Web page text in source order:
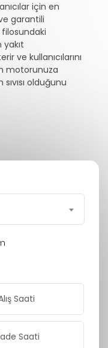
için en
garantili
filosundaki
ve kullanıcılarını
motorunuza
olduğunu